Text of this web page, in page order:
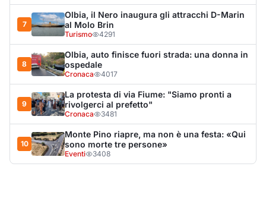
7
Olbia, il Nero inaugura gli attracchi D-Marin
al Molo Brin
Turismo 4291
8
Olbia, auto finisce fuori strada: una donna in
ospedale
Cronaca 4017
9
La protesta di via Fiume: "Siamo pronti a
rivolgerci al prefetto"
Cronaca 3481
10
Monte Pino riapre, ma non è una festa: «Qui
sono morte tre persone»
Eventi 3408